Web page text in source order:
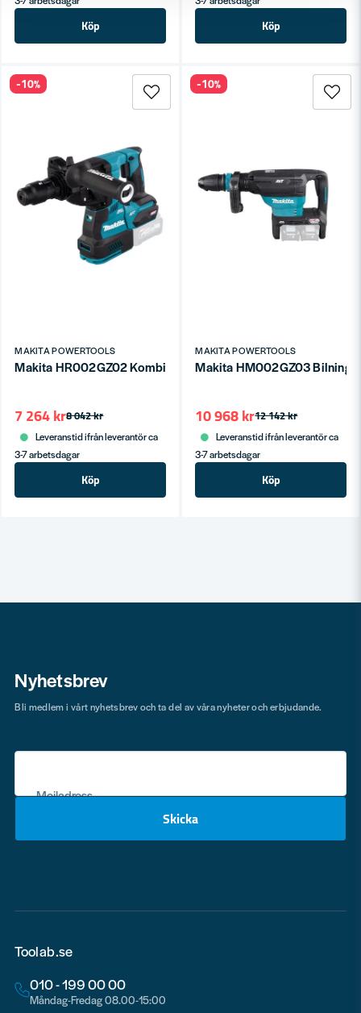
Köp Köp
MAKITA POWERTOOLS
Makita HR002GZ02 Kombihammare XGT 40V SDS-Plus (utan
8 042 kr
7 264 kr
Leveranstid ifrån leverantör ca
3-7 arbetsdagar
Köp
-10%
MAKITA POWERTOOLS
Makita HM002GZ03
12 142 kr
10 968 kr
Leveranstid ifrån leverantör ca
3-7 arbetsdagar
Köp
-10%
Nyhetsbrev
Mejladress
Skicka
Bli medlem i vårt nyhetsbrev och ta del av våra nyheter och erbjudande.
Toolab.se
010 - 199 00 00
Måndag-Fredag 08.00-15:00